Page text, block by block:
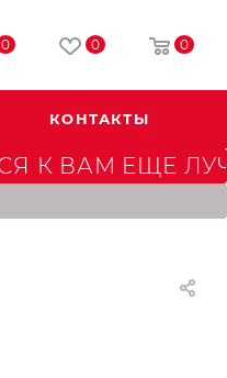
0 0 0
КОНТАКТЫ
К ВАМ ЕЩЕ